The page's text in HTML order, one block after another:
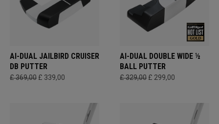
AI-DUAL JAILBIRD CRUISER
DB PUTTER
£ 369,00 £ 339,00
AI-DUAL DOUBLE WIDE ½
BALL PUTTER​
£ 329,00 £ 299,00